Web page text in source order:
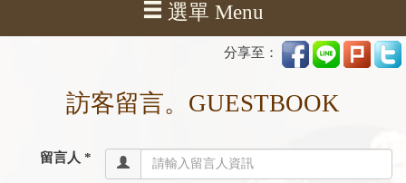
選單 Menu
分享至：
訪客留言。GUESTBOOK
留言人 *